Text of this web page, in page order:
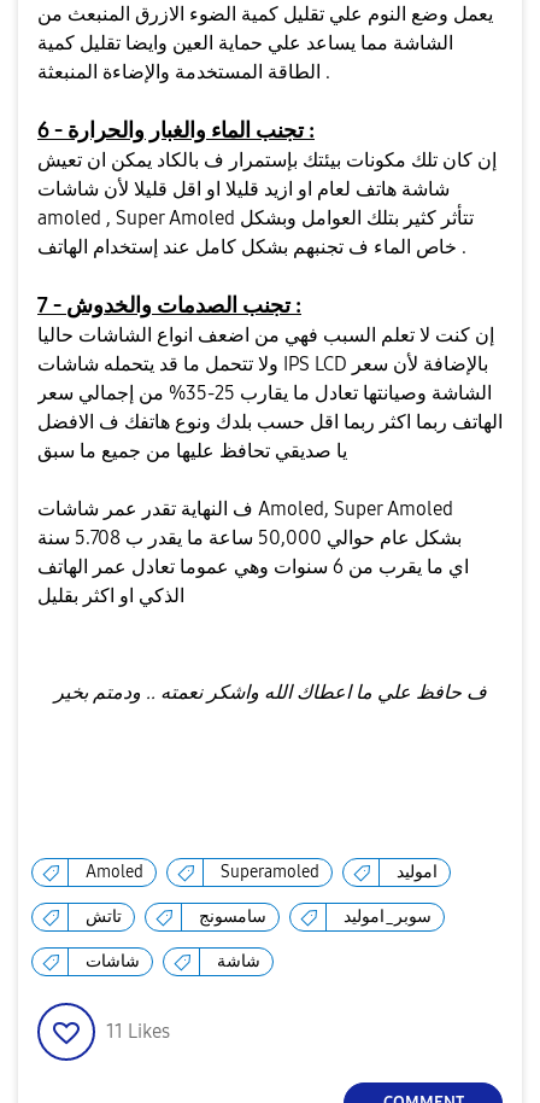
يعمل وضع النوم علي تقليل كمية الضوء الازرق المنبعث من
الشاشة مما يساعد علي حماية العين وايضا تقليل كمية
الطاقة المستخدمة والإضاءة المنبعثة .
6 - تجنب الماء والغبار والحرارة :
إن كان تلك مكونات بيئتك بإستمرار ف بالكاد يمكن ان تعيش
شاشة هاتف لعام او ازيد قليلا او اقل قليلا لأن شاشات
amoled , Super Amoled تتأثر كثير بتلك العوامل وبشكل
خاص الماء ف تجنبهم بشكل كامل عند إستخدام الهاتف .
7 - تجنب الصدمات والخدوش :
إن كنت لا تعلم السبب فهي من اضعف انواع الشاشات حاليا
ولا تتحمل ما قد يتحمله شاشات IPS LCD بالإضافة لأن سعر
الشاشة وصيانتها تعادل ما يقارب 25-35% من إجمالي سعر
الهاتف ربما اكثر ربما اقل حسب بلدك ونوع هاتفك ف الافضل
يا صديقي تحافظ عليها من جميع ما سبق
ف النهاية تقدر عمر شاشات Amoled, Super Amoled
بشكل عام حوالي 50,000 ساعة ما يقدر ب 5.708 سنة
اي ما يقرب من 6 سنوات وهي عموما تعادل عمر الهاتف
الذكي او اكثر بقليل
ف حافظ علي ما اعطاك الله واشكر نعمته .. ودمتم بخير
Amoled Superamoled اموليد
تاتش سامسونج سوبر_اموليد
شاشات شاشة
11 Likes